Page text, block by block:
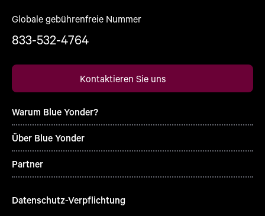
Globale gebührenfreie Nummer
833-532-4764
Kontaktieren Sie uns
Warum Blue Yonder?
Über Blue Yonder
Partner
Datenschutz-Verpflichtung